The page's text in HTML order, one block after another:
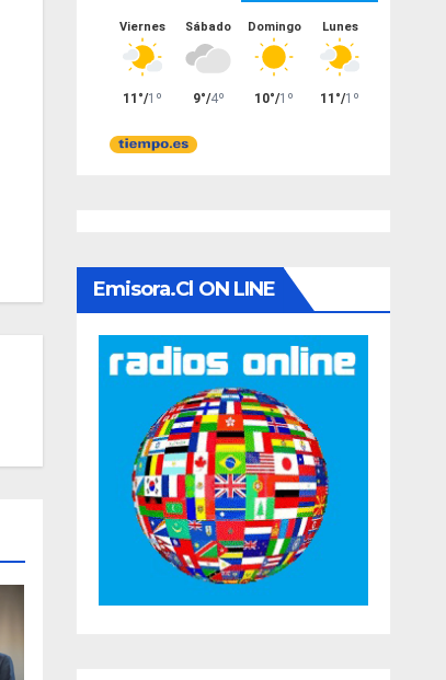
Emisora.cl ON LINE